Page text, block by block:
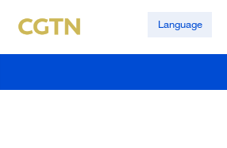
Language